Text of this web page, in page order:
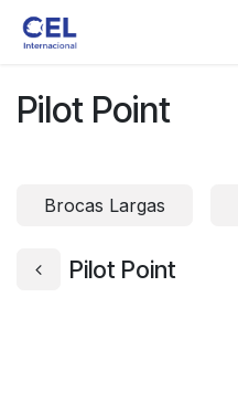
Ir al contenido
Pilot Point
Brocas Largas
Pilot Point